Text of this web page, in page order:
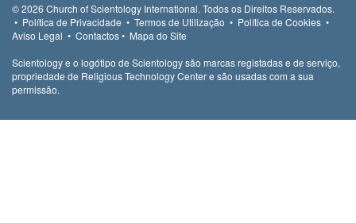
© 2026 Church of Scientology International. Todos os Direitos Reservados.
• Política de Privacidade • Termos de Utilização • Política de Cookies •
Aviso Legal • Contactos• Mapa do Site
Scientology e o logótipo de Scientology são marcas registadas e de serviço,
propriedade de Religious Technology Center e são usadas com a sua
permissão.